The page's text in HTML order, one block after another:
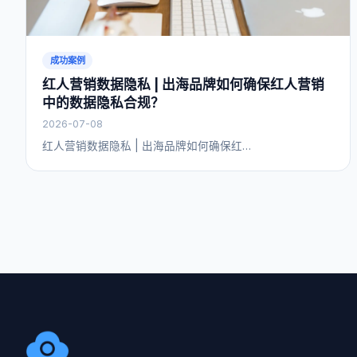
成功案例
红人营销数据隐私 | 出海品牌如何确保红人营销
中的数据隐私合规？
2026-07-08
红人营销数据隐私 | 出海品牌如何确保红…